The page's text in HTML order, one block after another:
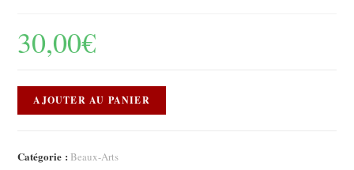
30,00€
AJOUTER AU PANIER
Catégorie : Beaux-Arts